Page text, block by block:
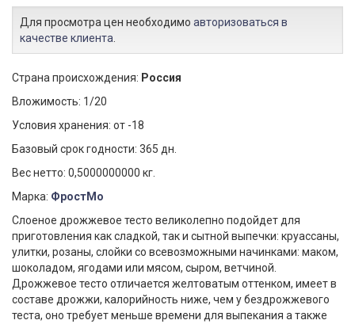
Для просмотра цен необходимо авторизоваться в
качестве клиента
Страна происхождения: Россия
Вложимость: 1/20
Условия хранения: от -18
Базовый срок годности: 365 дн.
Вес нетто: 0,5000000000 кг.
Марка: ФростМо
Слоеное дрожжевое тесто великолепно подойдет для
приготовления как сладкой, так и сытной выпечки: круассаны,
улитки, розаны, слойки со всевозможными начинками: маком,
шоколадом, ягодами или мясом, сыром, ветчиной.
Дрожжевое тесто отличается желтоватым оттенком, имеет в
составе дрожжи, калорийность ниже, чем у бездрожжевого
теста, оно требует меньше времени для выпекания а также